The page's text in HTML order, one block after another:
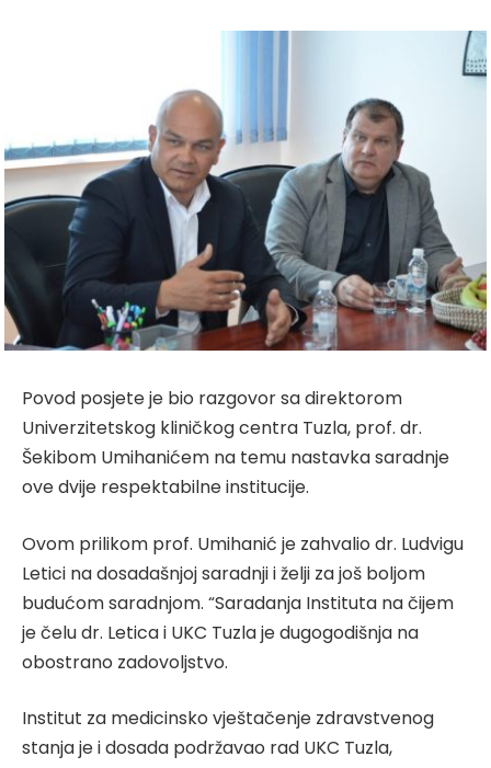
Povod posjete je bio razgovor sa direktorom
Univerzitetskog kliničkog centra Tuzla, prof. dr.
Šekibom Umihanićem na temu nastavka saradnje
ove dvije respektabilne institucije.
Ovom prilikom prof. Umihanić je zahvalio dr. Ludvigu
Letici na dosadašnjoj saradnji i želji za još boljom
budućom saradnjom. “Saradanja Instituta na čijem
je čelu dr. Letica i UKC Tuzla je dugogodišnja na
obostrano zadovoljstvo.
Institut za medicinsko vještačenje zdravstvenog
stanja je i dosada podržavao rad UKC Tuzla,